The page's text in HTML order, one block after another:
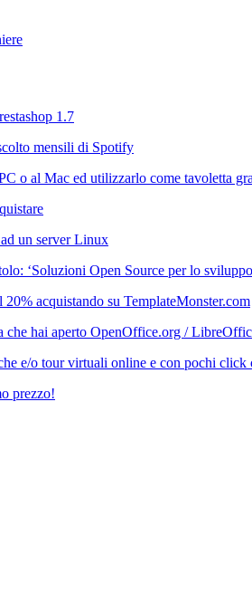
1.7
mensili di Spotify
o al Mac ed utilizzarlo come tavoletta
un server Linux
‘Soluzioni Open Source per lo
acquistando su TemplateMonster.com
hai aperto OpenOffice.org /
e/o tour virtuali online e con pochi click
prezzo!